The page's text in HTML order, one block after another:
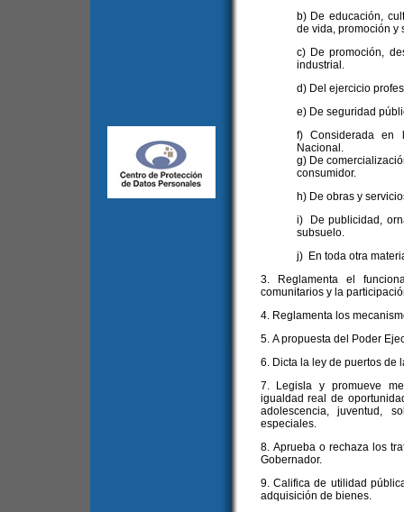
b) De educación,
de vida, promoción y
c) De promoción,
industrial.
d) Del ejercicio
e) De seguridad
f) Considerada en
Nacional.
g) De
consumidor.
h) De obras y
i) De publicidad,
subsuelo.
j) En toda otra
3. Reglamenta el
comunitarios y la
4. Reglamenta los
5. A propuesta del Poder
6. Dicta la ley de puertos de
7. Legisla y promueve
igualdad real de
adolescencia, juventud,
especiales.
8. Aprueba o rechaza los
Gobernador.
9. Califica de utilidad
adquisición de bienes.